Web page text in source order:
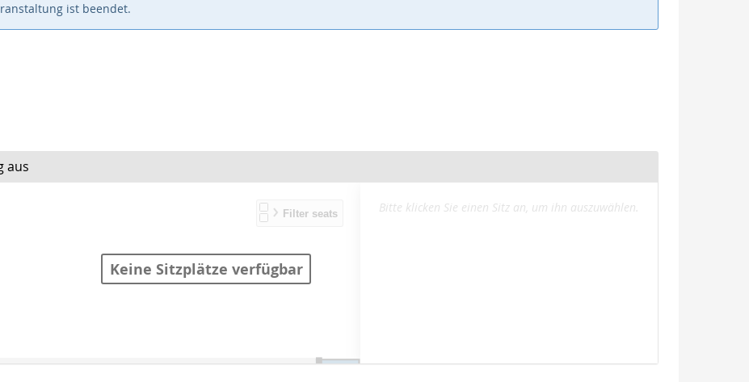
ist beendet.
aus
Sitze
Bitte klicken Sie einen Sitz an, um ihn auszuwählen.
Keine Sitzplätze verfügbar